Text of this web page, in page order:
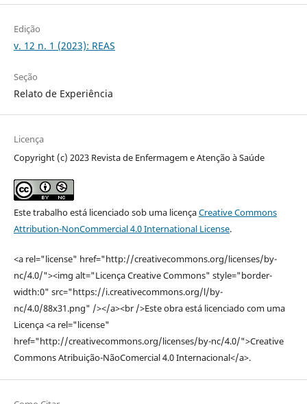
Edição
v. 12 n. 1 (2023): REAS
Seção
Relato de Experiência
Licença
Copyright (c) 2023 Revista de Enfermagem e Atenção à Saúde
Este trabalho está licenciado sob uma licençaCreative Commons
Attribution-NonCommercial 4.0 International License.
<a rel="license" href="http://creativecommons.org/licenses/by-
nc/4.0/"><img alt="Licença Creative Commons" style="border-
width:0" src="https://i.creativecommons.org/l/by-
nc/4.0/88x31.png" /></a><br />Este obra está licenciado com uma
Licença <a rel="license"
href="http://creativecommons.org/licenses/by-nc/4.0/">Creative
Commons Atribuição-NãoComercial 4.0 Internacional</a>.